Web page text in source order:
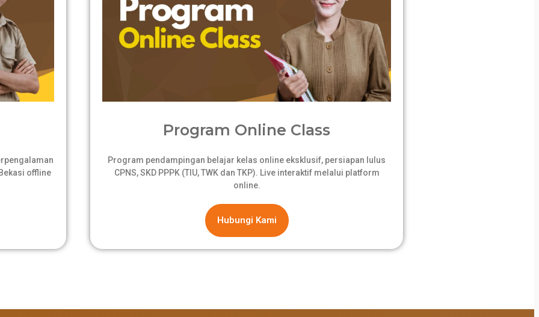
offline
Program Online Class
Program pendampingan belajar kelas online eksklusif, persiapan lulus
CPNS, SKD PPPK (TIU, TWK dan TKP). Live interaktif melalui platform
online.
Hubungi Kami